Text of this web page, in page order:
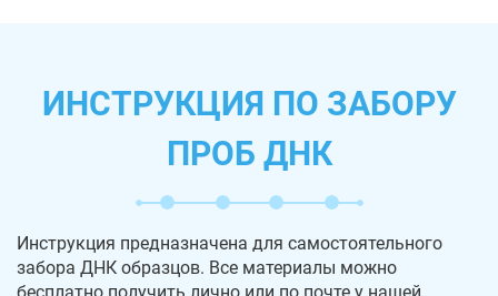
ИНСТРУКЦИЯ ПО ЗАБОРУ
ПРОБ ДНК
Инструкция предназначена для самостоятельного
забора ДНК образцов. Все материалы можно
бесплатно получить лично или по почте у нашей